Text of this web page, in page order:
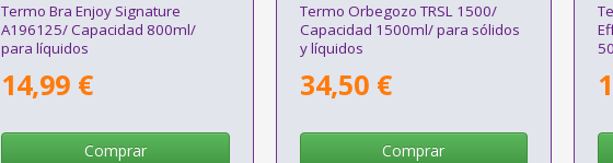
Termo Bra Enjoy Signature
A196125/ Capacidad 800ml/
para líquidos
14,99 €
Comprar
Termo Orbegozo TRSL 1500/
Capacidad 1500ml/ para sólidos
y líquidos
34,50 €
Comprar